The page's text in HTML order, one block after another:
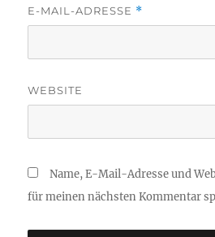
E-MAIL-ADRESSE *
WEBSITE
Name, E-Mail-Adresse und
für meinen nächsten Kommentar